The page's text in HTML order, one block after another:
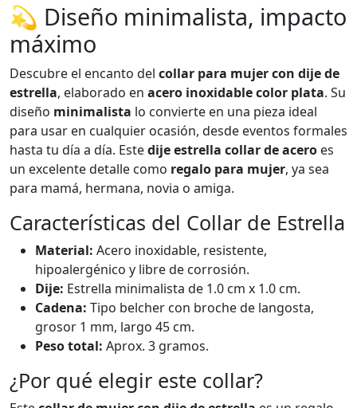
💫 Diseño minimalista, impacto
máximo
Descubre el encanto del collar para mujer con dije de
estrella, elaborado en acero inoxidable color plata. Su
diseño minimalista lo convierte en una pieza ideal
para usar en cualquier ocasión, desde eventos formales
hasta tu día a día. Estedije estrella collar de acero es
un excelente detalle como regalo para mujer, ya sea
para mamá, hermana, novia o amiga.
Características del Collar de Estrella
Material: Acero inoxidable, resistente,
hipoalergénico y libre de corrosión.
Dije: Estrella minimalista de 1.0 cm x 1.0 cm.
Cadena: Tipo belcher con broche de langosta,
grosor 1 mm, largo 45 cm.
Peso total: Aprox. 3 gramos.
¿Por qué elegir este collar?